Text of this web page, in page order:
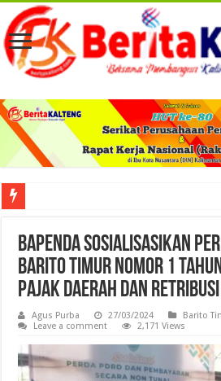
Bapenda Sosialisasikan
Barito Timur Nomor 1
Pajak Daerah dan
Agus Purba 27/03/2024
Barito
Leave a comment
2,171 Views